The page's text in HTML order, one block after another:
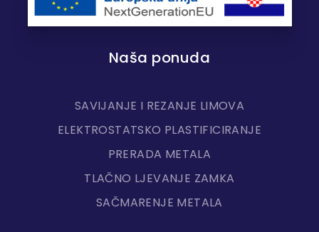
Naša ponuda
SAVIJANJE I REZANJE LIMOVA
ELEKTROSTATSKO PLASTIFICIRANJE
PRERADA METALA
TLAČNO LJEVANJE ZAMKA
SAČMARENJE METALA